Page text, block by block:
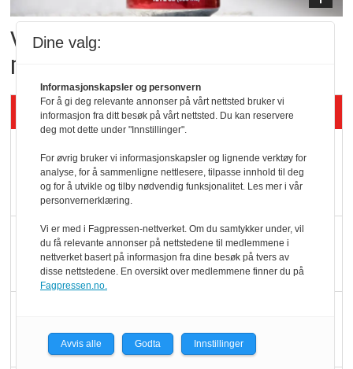
Vil vokse i brusmarkedet
med Dr Pepper
Siste artikler - KBS
Mat er viktigere enn
pris når elbilister
velger ladestopp
Ti bensinstasjoner
legger ned hver måned
oktan
Dine valg:
Informasjonskapsler og personvern
For å gi deg relevante annonser på vårt nettsted bruker vi
informasjon fra ditt besøk på vårt nettsted. Du kan reservere
deg mot dette under "Innstillinger".
For øvrig bruker vi informasjonskapsler og lignende verktøy for
analyse, for å sammenligne nettlesere, tilpasse innhold til deg
og for å utvikle og tilby nødvendig funksjonalitet. Les mer i vår
personvernerklæring.
Vi er med i Fagpressen-nettverket. Om du samtykker under, vil
du få relevante annonser på nettstedene til medlemmene i
nettverket basert på informasjon fra dine besøk på tvers av
disse nettstedene. En oversikt over medlemmene finner du på
Fagpressen.no.
Avvis alle Godta Innstillinger